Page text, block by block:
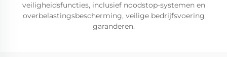
veiligheidsfuncties, inclusief noodstop-systemen en
overbelastingsbescherming, veilige bedrijfsvoering
garanderen.